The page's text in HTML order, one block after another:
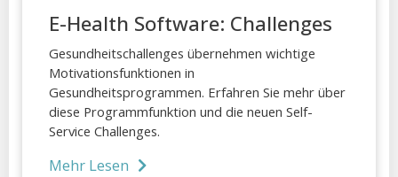
E-Health Software: Challenges
Gesundheitschallenges übernehmen wichtige
Motivationsfunktionen in
Gesundheitsprogrammen. Erfahren Sie mehr über
diese Programmfunktion und die neuen Self-
Service Challenges.
Mehr Lesen